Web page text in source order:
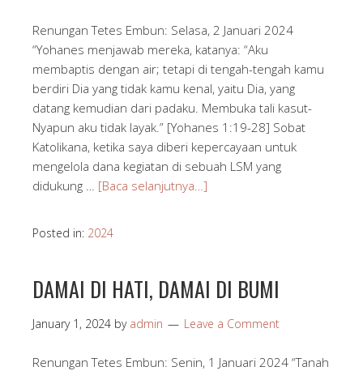
Renungan Tetes Embun: Selasa, 2 Januari 2024
“Yohanes menjawab mereka, katanya: “Aku
membaptis dengan air; tetapi di tengah-tengah kamu
berdiri Dia yang tidak kamu kenal, yaitu Dia, yang
datang kemudian dari padaku. Membuka tali kasut-
Nyapun aku tidak layak.” [Yohanes 1:19-28] Sobat
Katolikana, ketika saya diberi kepercayaan untuk
mengelola dana kegiatan di sebuah LSM yang
didukung … [Baca selanjutnya…]
Posted in: 2024
DAMAI DI HATI, DAMAI DI BUMI
January 1, 2024 by admin Leave a Comment
Renungan Tetes Embun: Senin, 1 Januari 2024 “Tanah